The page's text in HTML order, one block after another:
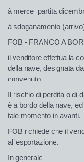
à merce partita
à sdoganamento
FOB - FRANCO A
il venditore effettua la
della nave, designata
convenuto.
Il rischio di perdita o di
è a bordo della nave,
tale momento in avanti.
FOB richiede che il
all'esportazione.
In generale